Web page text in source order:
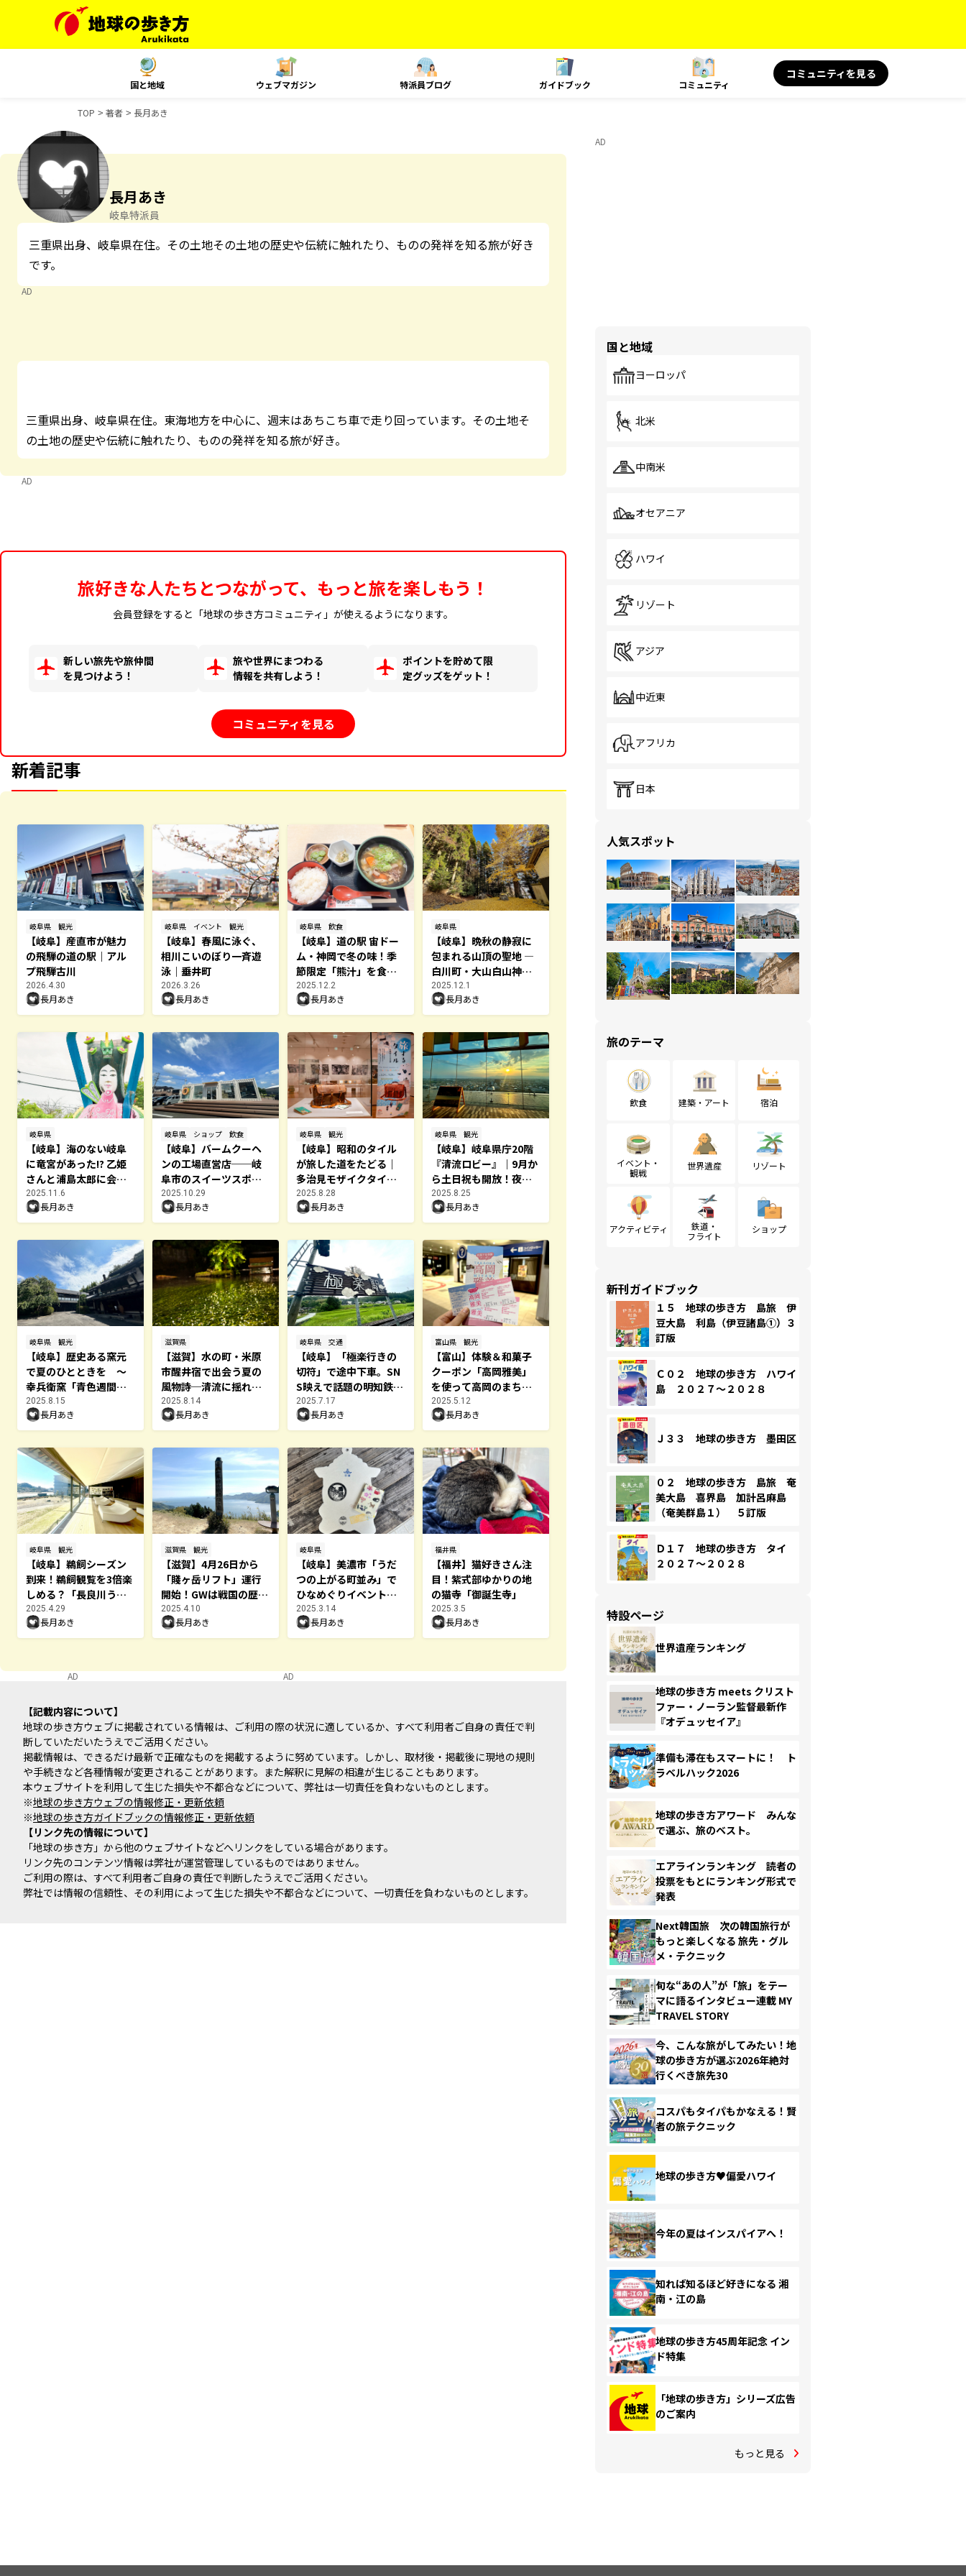
国と地域 ウェブマガジン 特派員ブログ ガイドブック コミュニティ
コミュニティを見る
TOP 著者 長月あき
長月あき
岐阜特派員
三重県出身、岐阜県在住。その土地その土地の歴史や伝統に触れたり、ものの発祥を知る旅が好き
です。
AD
三重県出身、岐阜県在住。東海地方を中心に、週末はあちこち車で走り回っています。その土地そ
の土地の歴史や伝統に触れたり、ものの発祥を知る旅が好き。
AD
旅好きな人たちとつながって、もっと旅を楽しもう！
会員登録をすると「地球の歩き方コミュニティ」が使えるようになります。
新しい旅先や旅仲間
を見つけよう！
旅や世界にまつわる
情報を共有しよう！
ポイントを貯めて限
定グッズをゲット！
コミュニティを見る
新着記事
岐阜県 観光
【岐阜】産直市が魅力
の飛騨の道の駅｜アル
プ飛騨古川
2026.4.30
長月あき
岐阜県 イベント 観光
【岐阜】春風に泳ぐ、
相川こいのぼり一斉遊
泳｜垂井町
2026.3.26
長月あき
岐阜県 飲食
【岐阜】道の駅 宙ドー
ム・神岡で冬の味！季
節限定「熊汁」を食べ
てきました／飛騨市
2025.12.2
長月あき
岐阜県
【岐阜】晩秋の静寂に
包まれる山頂の聖地 ―
白川町・大山白山神社
へ
2025.12.1
長月あき
岐阜県
【岐阜】海のない岐阜
に竜宮があった!? 乙姫
さんと浦島太郎に会え
る乙姫公園へ（輪之内
町）
2025.11.6
長月あき
岐阜県 ショップ 飲食
【岐阜】バームクーヘ
ンの工場直営店──岐
阜市のスイーツスポッ
ト「FLEUR（フルー
ル）」
2025.10.29
長月あき
岐阜県 観光
【岐阜】昭和のタイル
が旅した道をたどる｜
多治見モザイクタイル
ミュージアム企画展
『旅するタイル －先
駆者たちの足跡－』開
催中（9月28日まで）
2025.8.28
長月あき
岐阜県 観光
【岐阜】岐阜県庁20階
『清流ロビー』｜9月か
ら土日祝も開放！夜景
を楽しめる新スポット
に
2025.8.25
長月あき
岐阜県 観光
【岐阜】歴史ある窯元
で夏のひとときを ～
幸兵衛窯「青色週間」
開催中（〜8月17日）／
多治見市～
2025.8.15
長月あき
滋賀県
【滋賀】水の町・米原
市醒井宿で出会う夏の
風物詩─清流に揺れる
梅花藻（8/24までライ
トアップ実施中）
2025.8.14
長月あき
岐阜県 交通
【岐阜】「極楽行きの
切符」で途中下車。SN
S映えで話題の明知鉄
道・極楽駅へ！
2025.7.17
長月あき
富山県 観光
【富山】体験＆和菓子
クーポン「高岡雅美」
を使って高岡のまち巡
り！4月からの注意点も
紹介／高岡市
2025.5.12
長月あき
岐阜県 観光
【岐阜】鵜飼シーズン
到来！鵜飼観覧を3倍楽
しめる？「長良川うか
いミュージアム」／岐
阜市
2025.4.29
長月あき
滋賀県 観光
【滋賀】4月26日から
「賤ヶ岳リフト」運行
開始！GWは戦国の歴史
と絶景を満喫しよう
2025.4.10
長月あき
岐阜県
【岐阜】美濃市「うだ
つの上がる町並み」で
ひなめぐりイベント開
催中（4/3まで）
2025.3.14
長月あき
福井県
【福井】猫好きさん注
目！紫式部ゆかりの地
の猫寺「御誕生寺」
2025.3.5
長月あき
AD AD
記載内容について
地球の歩き方ウェブに掲載されている情報は、ご利用の際の状況に適しているか、すべて利用者ご自身の責任で判
断していただいたうえでご活用ください。
掲載情報は、できるだけ最新で正確なものを掲載するように努めています。しかし、取材後・掲載後に現地の規則
や手続きなど各種情報が変更されることがあります。また解釈に見解の相違が生じることもあります。
本ウェブサイトを利用して生じた損失や不都合などについて、弊社は一切責任を負わないものとします。
※地球の歩き方ウェブの情報修正・更新依頼
※地球の歩き方ガイドブックの情報修正・更新依頼
リンク先の情報について
「地球の歩き方」から他のウェブサイトなどへリンクをしている場合があります。
リンク先のコンテンツ情報は弊社が運営管理しているものではありません。
ご利用の際は、すべて利用者ご自身の責任で判断したうえでご活用ください。
弊社では情報の信頼性、その利用によって生じた損失や不都合などについて、一切責任を負わないものとします。
AD
国と地域
ヨーロッパ
北米
中南米
オセアニア
ハワイ
リゾート
アジア
中近東
アフリカ
日本
人気スポット
旅のテーマ
飲食 建築・アート 宿泊
イベント・
観戦
世界遺産 リゾート
アクティビティ
鉄道・
フライト
ショップ
新刊ガイドブック
１５ 地球の歩き方 島旅 伊
豆大島 利島（伊豆諸島①）３
訂版
Ｃ０２ 地球の歩き方 ハワイ
島 ２０２７～２０２８
Ｊ３３ 地球の歩き方 墨田区
０２ 地球の歩き方 島旅 奄
美大島 喜界島 加計呂麻島
（奄美群島１） ５訂版
Ｄ１７ 地球の歩き方 タイ
２０２７～２０２８
特設ページ
世界遺産ランキング
地球の歩き方 meets クリスト
ファー・ノーラン監督最新作
『オデュッセイア』
準備も滞在もスマートに！ ト
ラベルハック2026
地球の歩き方アワード みんな
で選ぶ、旅のベスト。
エアラインランキング 読者の
投票をもとにランキング形式で
発表
Next韓国旅 次の韓国旅行が
もっと楽しくなる 旅先・グル
メ・テクニック
旬な“あの人”が「旅」をテー
マに語るインタビュー連載 MY
TRAVEL STORY
今、こんな旅がしてみたい！地
球の歩き方が選ぶ2026年絶対
行くべき旅先30
コスパもタイパもかなえる！賢
者の旅テクニック
地球の歩き方♥偏愛ハワイ
今年の夏はインスパイアへ！
知れば知るほど好きになる 湘
南・江の島
地球の歩き方45周年記念 イン
ド特集
「地球の歩き方」シリーズ広告
のご案内
もっと見る